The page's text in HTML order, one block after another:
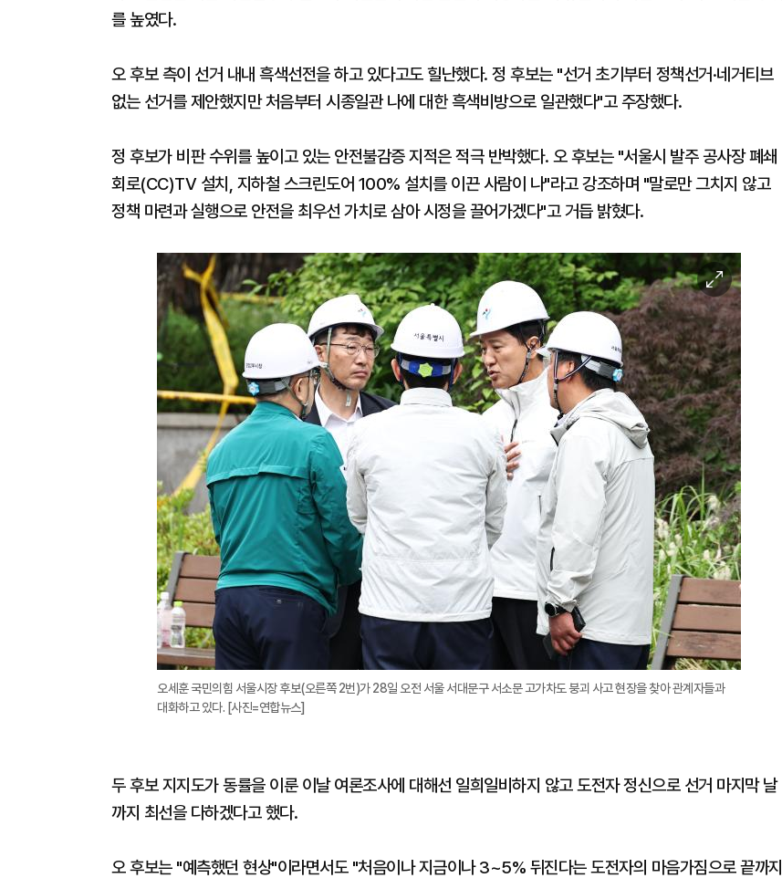
를 높였다.
오 후보 측이 선거 내내 흑색선전을 하고 있다고도 힐난했다. 정 후보는 "선거 초기부터 정책선거·네거티브
없는 선거를 제안했지만 처음부터 시종일관 나에 대한 흑색비방으로 일관했다"고 주장했다.
정 후보가 비판 수위를 높이고 있는 안전불감증 지적은 적극 반박했다. 오 후보는 "서울시 발주 공사장 폐쇄
회로(CC)TV 설치, 지하철 스크린도어 100% 설치를 이끈 사람이 나"라고 강조하며 "말로만 그치지 않고
정책 마련과 실행으로 안전을 최우선 가치로 삼아 시정을 끌어가겠다"고 거듭 밝혔다.
이
미
지
확
대
오세훈 국민의힘 서울시장 후보(오른쪽 2번)가 28일 오전 서울 서대문구 서소문 고가차도 붕괴 사고 현장을 찾아 관계자들과
대화하고 있다. [사진=연합뉴스]
두 후보 지지도가 동률을 이룬 이날 여론조사에 대해선 일희일비하지 않고 도전자 정신으로 선거 마지막 날
까지 최선을 다하겠다고 했다.
오 후보는 "예측했던 현상"이라면서도 "처음이나 지금이나 3~5% 뒤진다는 도전자의 마음가짐으로 끝까지